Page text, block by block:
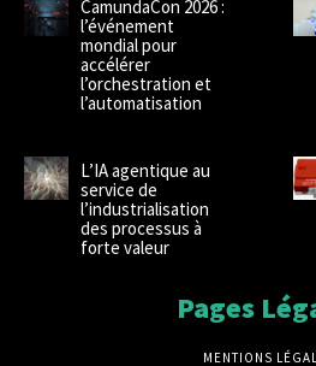
CamundaCon 2026 :
l’événement
mondial pour
accélérer
l’orchestration et
l’automatisation
L’IA agentique au
service de
l’industrialisation
des processus à
forte valeur
Pages
MENTIONS